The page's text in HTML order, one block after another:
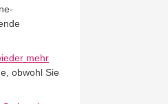
mehr
obwohl Sie